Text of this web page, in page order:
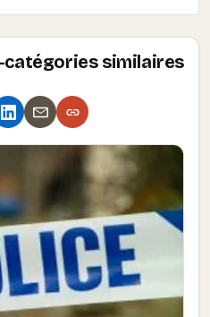
similaires